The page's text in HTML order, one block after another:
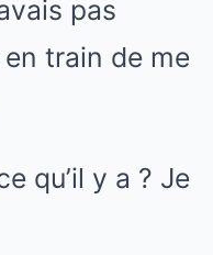
pas
train de me
qu’il y a ? Je